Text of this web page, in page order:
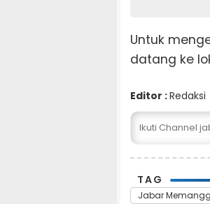
Untuk
datang ke
Editor :Redaksi
Ikuti Channel
TAG
Jabar